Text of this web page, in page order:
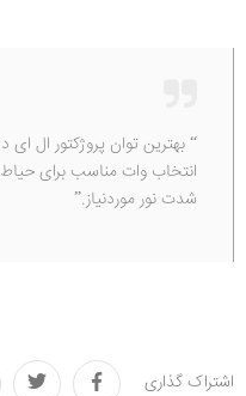
“ بهترین توان پروژکتور ال
انتخاب وات مناسب برای
شدت نور موردنیاز.”
اشتراک گذاری